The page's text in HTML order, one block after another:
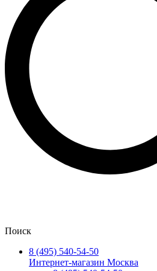
Поиск
8 (495) 540-54-50
Интернет-магазин Москва